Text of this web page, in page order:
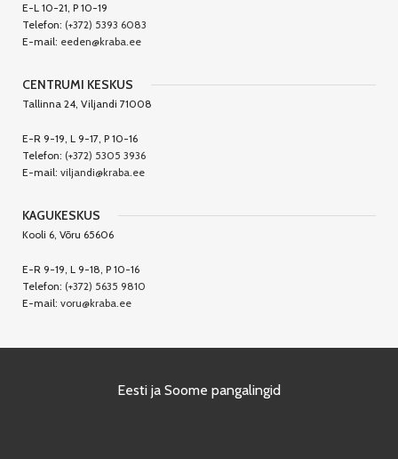
E-L 10-21, P 10-19
Telefon: (+372) 5393 6083
E-mail: eeden@kraba.ee
CENTRUMI KESKUS
Tallinna 24, Viljandi 71008
E-R 9-19, L 9-17, P 10-16
Telefon: (+372) 5305 3936
E-mail: viljandi@kraba.ee
KAGUKESKUS
Kooli 6, Võru 65606
E-R 9-19, L 9-18, P 10-16
Telefon: (+372) 5635 9810
E-mail: voru@kraba.ee
Eesti ja Soome pangalingid